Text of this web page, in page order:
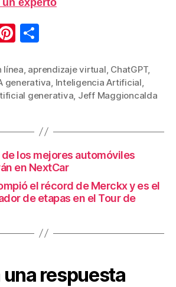
experto
Pi
er
e
m
p
tir
línea, aprendizaje virtual, ChatGPT,
generativa, Inteligencia Artificial,
generativa, Jeff Maggioncalda
los mejores automóviles
en NextCar
el récord de Merckx y es el
de etapas en el Tour de
una respuesta